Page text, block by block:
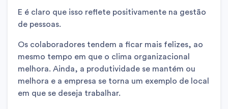
E é claro que isso reflete positivamente na gestão
de pessoas.
Os colaboradores tendem a ficar mais felizes, ao
mesmo tempo em que o clima organizacional
melhora. Ainda, a produtividade se mantém ou
melhora e a empresa se torna um exemplo de local
em que se deseja trabalhar.